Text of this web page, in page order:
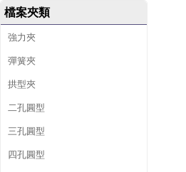
檔案夾類
強力夾
彈簧夾
拱型夾
二孔圓型
三孔圓型
四孔圓型